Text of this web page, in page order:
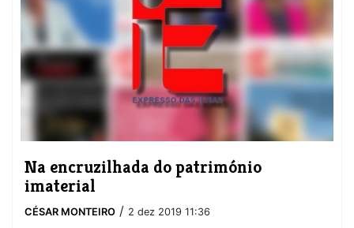
Na encruzilhada do património
imaterial
CÉSAR MONTEIRO / 2 dez 2019 11:36